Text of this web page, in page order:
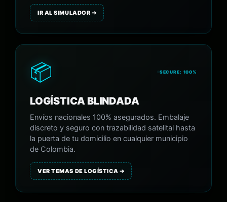
IR AL SIMULADOR ➔
📦 SECURE: 100%
LOGÍSTICA BLINDADA
Envíos nacionales 100% asegurados. Embalaje
discreto y seguro con trazabilidad satelital hasta
la puerta de tu domicilio en cualquier municipio
de Colombia.
VER TEMAS DE LOGÍSTICA ➔